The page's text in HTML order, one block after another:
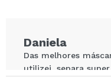
Daniela
Das melhores
utilizei, separa